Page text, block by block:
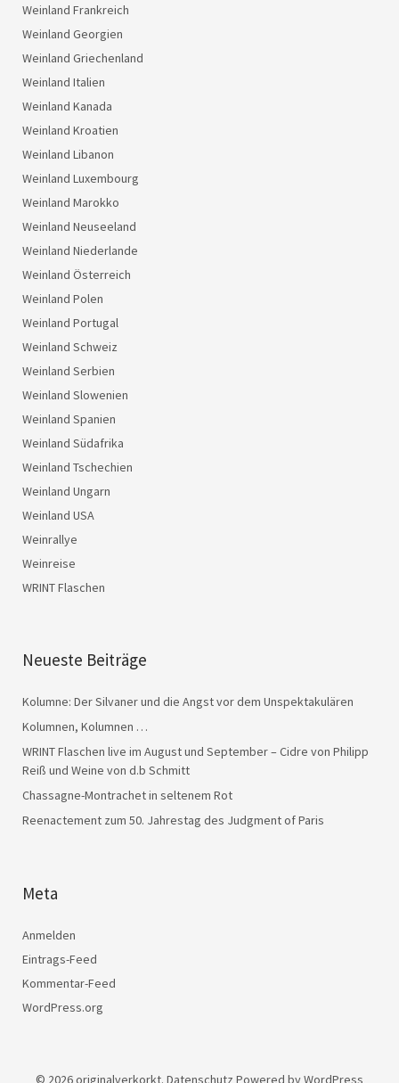
Weinland Frankreich
Weinland Georgien
Weinland Griechenland
Weinland Italien
Weinland Kanada
Weinland Kroatien
Weinland Libanon
Weinland Luxembourg
Weinland Marokko
Weinland Neuseeland
Weinland Niederlande
Weinland Österreich
Weinland Polen
Weinland Portugal
Weinland Schweiz
Weinland Serbien
Weinland Slowenien
Weinland Spanien
Weinland Südafrika
Weinland Tschechien
Weinland Ungarn
Weinland USA
Weinrallye
Weinreise
WRINT Flaschen
Neueste Beiträge
Kolumne: Der Silvaner und die Angst vor dem Unspektakulären
Kolumnen, Kolumnen …
WRINT Flaschen live im August und September – Cidre von Philipp
Reiß und Weine von d.b Schmitt
Chassagne-Montrachet in seltenem Rot
Reenactement zum 50. Jahrestag des Judgment of Paris
Meta
Anmelden
Eintrags-Feed
Kommentar-Feed
WordPress.org
© 2026originalverkorkt. Datenschutz Powered byWordPress